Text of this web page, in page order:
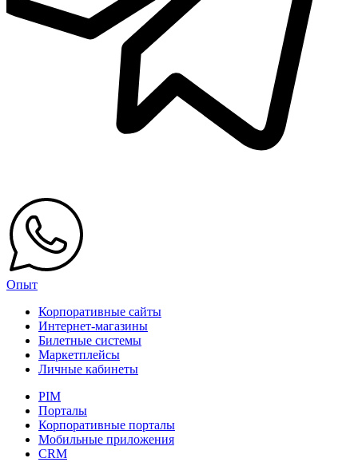
Опыт
Корпоративные сайты
Интернет-магазины
Билетные системы
Маркетплейсы
Личные кабинеты
PIM
Порталы
Корпоративные порталы
Мобильные приложения
CRM